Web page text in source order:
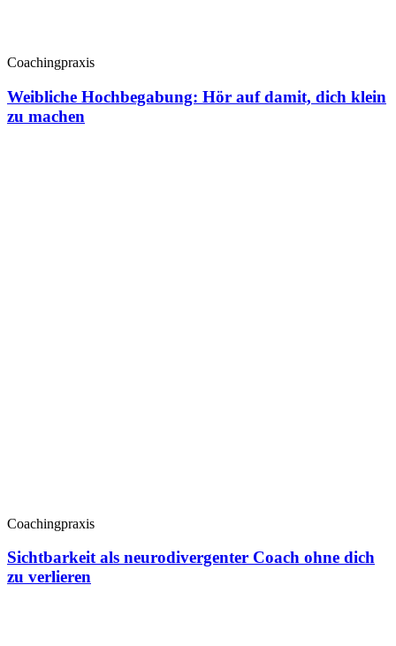
Coachingpraxis
Weibliche Hochbegabung: Hör auf damit, dich klein
zu machen
Coachingpraxis
Sichtbarkeit als neurodivergenter Coach ohne dich
zu verlieren